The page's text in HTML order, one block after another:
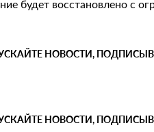
будет восстановлено с
НОВОСТИ,
НОВОСТИ,